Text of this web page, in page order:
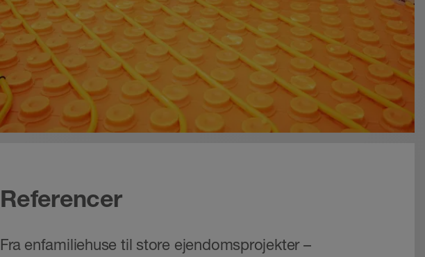
Referencer
Fra enfamiliehuse til store ejendomsprojekter –